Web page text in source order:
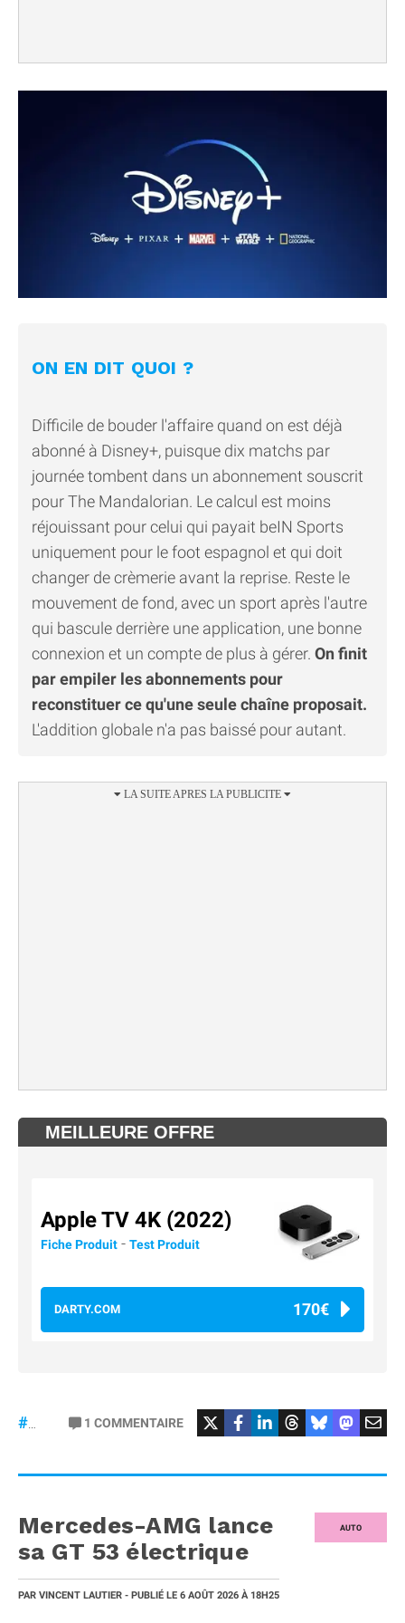
ON EN DIT QUOI ?
Difficile de bouder l'affaire quand on est déjà
abonné à Disney+, puisque dix matchs par
journée tombent dans un abonnement souscrit
pour The Mandalorian. Le calcul est moins
réjouissant pour celui qui payait beIN Sports
uniquement pour le foot espagnol et qui doit
changer de crèmerie avant la reprise. Reste le
mouvement de fond, avec un sport après l'autre
qui bascule derrière une application, une bonne
connexion et un compte de plus à gérer. On finit
par empiler les abonnements pour
reconstituer ce qu'une seule chaîne proposait.
L'addition globale n'a pas baissé pour autant.
MEILLEURE OFFRE
Apple TV 4K (2022)
Fiche Produit - Test Produit
DARTY.COM 170€
#Football #liga
1 COMMENTAIRE
AUTO
Mercedes-AMG lance
sa GT 53 électrique
PAR VINCENT LAUTIER - PUBLIÉ LE 6 AOÛT 2026 À 18H25